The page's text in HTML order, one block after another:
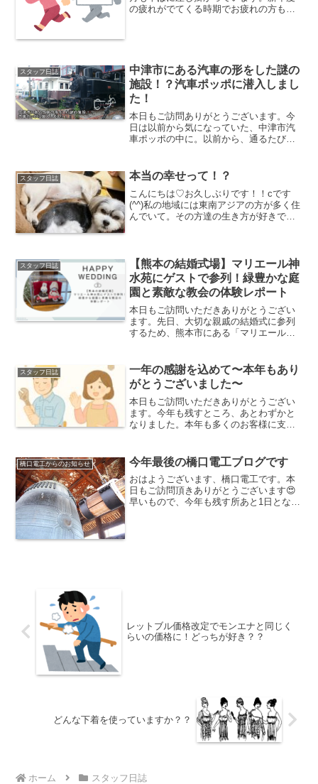
の疲れがでてくる時期でお疲れの方も多
スタッフ日誌
中津市にある汽車の形をした謎の
施設！？汽車ポッポに潜入しまし
た！
本日もご訪問ありがとうございます。今
日は以前から気になっていた、中津市汽
車ポッポの中に。以前から、通るたびに
ったことがありませんでしたが、今回初
めて内装を拝見することがで...
スタッフ日誌 本当の幸せって！？
こんにちは♡お久しぶりです！！cです
(^^)私の地域には東南アジアの方が多く住
んでいて。その方達の生き方が好きで。
がら楽しんでる。夜...
スタッフ日誌
【熊本の結婚式場】マリエール神
水苑にゲストで参列！緑豊かな庭
園と素敵な教会の体験レポート
本日もご訪問いただきありがとうござい
ます。先日、大切な親戚の結婚式に参列
するため、熊本市にある「マリエール神
タッフの方々のホスピタリティが本当に
素晴らしく、ゲストである...
スタッフ日誌
一年の感謝を込めて〜本年もあり
がとうございました〜
本日もご訪問いただきありがとうござい
ます。今年も残すところ、あとわずかと
なりました。本年も多くのお客様に支え
頼いただき、心より感謝申し上げます。
電気は、生活や仕事に欠か...
橋口電工からのお知らせ 今年最後の橋口電工ブログです
おはようございます、橋口電工です。本
日もご訪問頂きありがとうございます😍
早いもので、今年も残す所あと1日となり
レットブル価格改定でモンエナと同じく
らいの価格に！どっちが好き？？
どんな下着を使っていますか？？
ホーム スタッフ日誌